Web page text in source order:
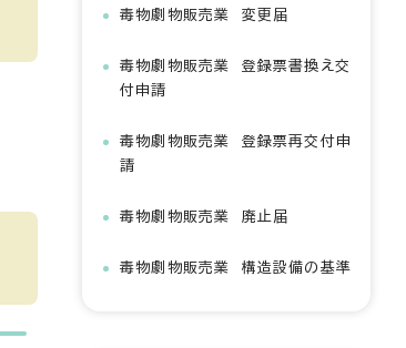
毒物劇物販売業 変更届
毒物劇物販売業 登録票書換え交
付申請
毒物劇物販売業 登録票再交付申
請
毒物劇物販売業 廃止届
毒物劇物販売業 構造設備の基準